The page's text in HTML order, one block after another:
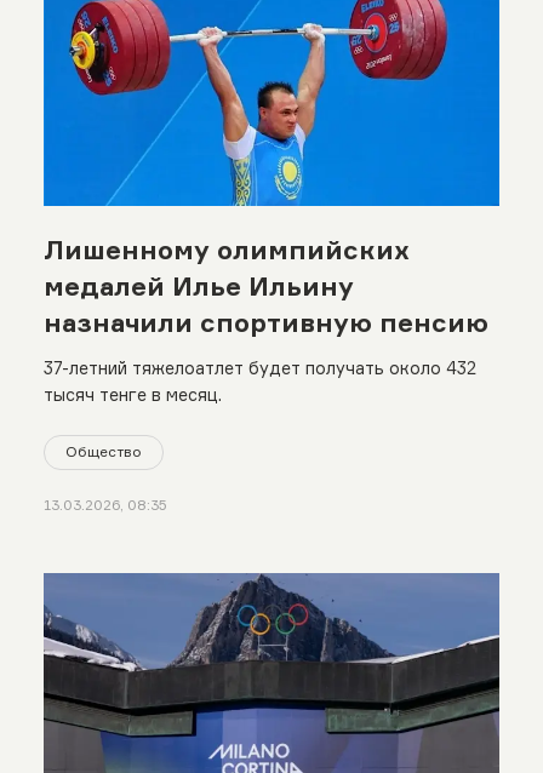
Лишенному олимпийских
медалей Илье Ильину
назначили спортивную пенсию
37-летний тяжелоатлет будет получать около 432
тысяч тенге в месяц.
Общество
13.03.2026, 08:35